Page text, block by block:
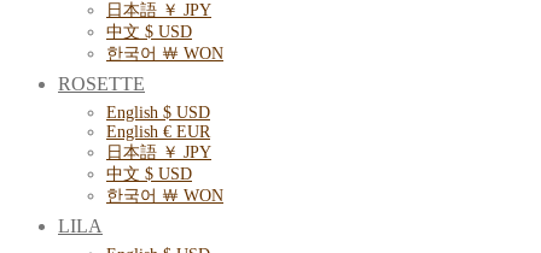
日本語 ￥ JPY
中文 $ USD
한국어 ￦ WON
ROSETTE
English $ USD
English € EUR
日本語 ￥ JPY
中文 $ USD
한국어 ￦ WON
LILA